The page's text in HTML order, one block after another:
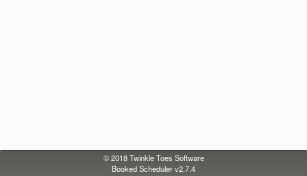
© 2018Twinkle Toes Software
Booked Scheduler v2.7.4